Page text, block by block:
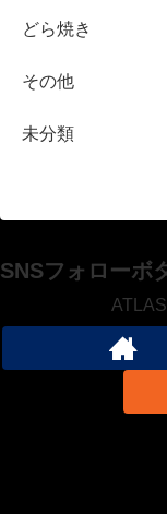
どら焼き
その他
未分類
SNSフォローボ